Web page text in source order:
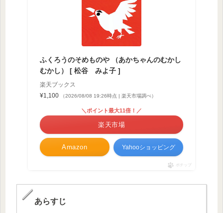
ふくろうのそめものや （あかちゃんのむかし
むかし） [ 松谷 みよ子 ]
楽天ブックス
¥1,100
（2026/08/08 19:26時点 | 楽天市場調べ）
Amazon
＼ポイント最大11倍！／
楽天市場
Yahooショッピング
ポチップ
あらすじ